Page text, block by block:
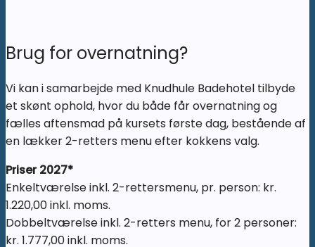
Brug for overnatning?
Vi kan i samarbejde med Knudhule Badehotel tilbyde
et skønt ophold, hvor du både får overnatning og
fælles aftensmad på kursets første dag, bestående af
en lækker 2-retters menu efter kokkens valg.
Priser 2027*
Enkeltværelse inkl. 2-rettersmenu, pr. person: kr.
1.220,00 inkl. moms.
Dobbeltværelse inkl. 2-retters menu, for 2 personer:
kr. 1.777,00 inkl. moms.